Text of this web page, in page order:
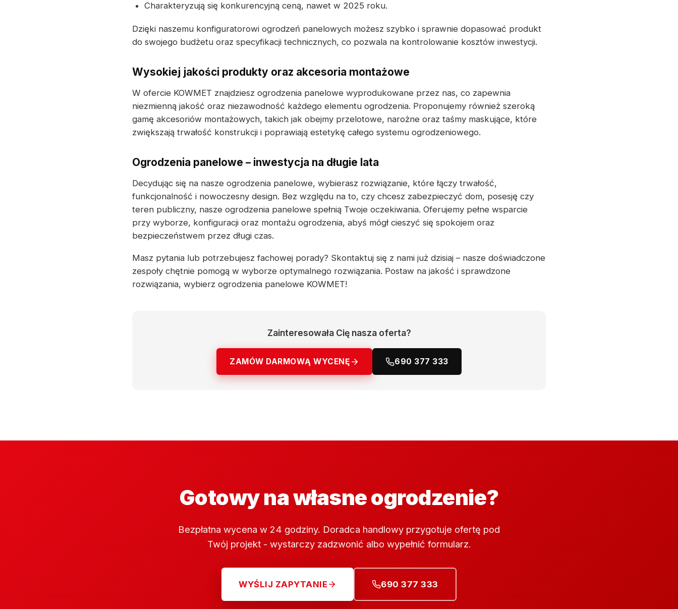
Charakteryzują się konkurencyjną ceną, nawet w 2025 roku.
Dzięki naszemu konfiguratorowi ogrodzeń panelowych możesz szybko i sprawnie dopasować produkt
do swojego budżetu oraz specyfikacji technicznych, co pozwala na kontrolowanie kosztów inwestycji.
Wysokiej jakości produkty oraz akcesoria montażowe
W ofercie KOWMET znajdziesz ogrodzenia panelowe wyprodukowane przez nas, co zapewnia
niezmienną jakość oraz niezawodność każdego elementu ogrodzenia. Proponujemy również szeroką
gamę akcesoriów montażowych, takich jak obejmy przelotowe, narożne oraz taśmy maskujące, które
zwiększają trwałość konstrukcji i poprawiają estetykę całego systemu ogrodzeniowego.
Ogrodzenia panelowe – inwestycja na długie lata
Decydując się na nasze ogrodzenia panelowe, wybierasz rozwiązanie, które łączy trwałość,
funkcjonalność i nowoczesny design. Bez względu na to, czy chcesz zabezpieczyć dom, posesję czy
teren publiczny, nasze ogrodzenia panelowe spełnią Twoje oczekiwania. Oferujemy pełne wsparcie
przy wyborze, konfiguracji oraz montażu ogrodzenia, abyś mógł cieszyć się spokojem oraz
bezpieczeństwem przez długi czas.
Masz pytania lub potrzebujesz fachowej porady? Skontaktuj się z nami już dzisiaj – nasze doświadczone
zespoły chętnie pomogą w wyborze optymalnego rozwiązania. Postaw na jakość i sprawdzone
rozwiązania, wybierz ogrodzenia panelowe KOWMET!
Zainteresowała Cię nasza oferta?
ZAMÓW DARMOWĄ WYCENĘ 690 377 333
Gotowy na własne ogrodzenie?
Bezpłatna wycena w 24 godziny. Doradca handlowy przygotuje ofertę pod
Twój projekt - wystarczy zadzwonić albo wypełnić formularz.
WYŚLIJ ZAPYTANIE 690 377 333